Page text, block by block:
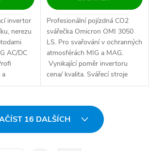
invertor
nerezu
AC/DC
a
Profesionální pojízdná CO2
svářečka Omicron OMI 3050
LS. Pro svařování v ochranných
atmosférách MIG a MAG.
Vynikající poměr invertoru
cena/ kvalita. Svářecí stroje
Omicron...
prvky výpisu
16 DALŠÍCH